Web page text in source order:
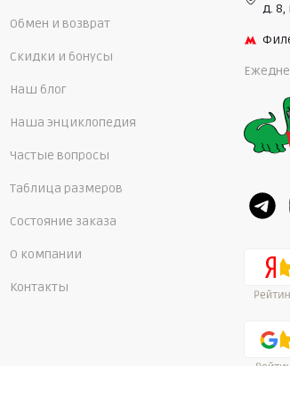
Обмен и возврат
Скидки и бонусы
Наш блог
Наша энциклопедия
Частые вопросы
Таблица размеров
Состояние заказа
О компании
Контакты
д. 8,